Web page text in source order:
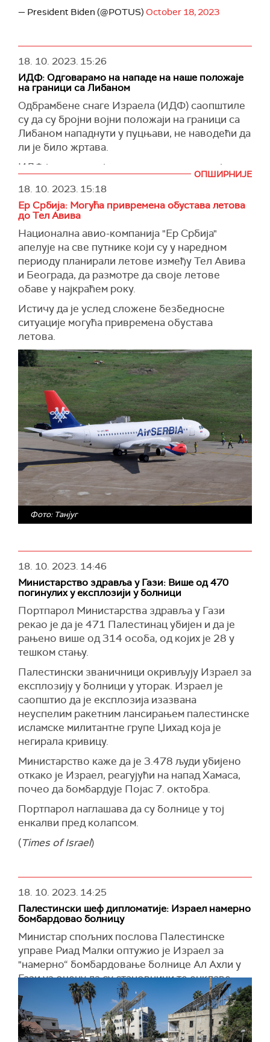
— President Biden (@POTUS) October 18, 2023
18. 10. 2023. 15:26
ИДФ: Одговарамо на нападе на наше положаје
на граници са Либаном
Одбрамбене снаге Израела (ИДФ) саопштиле
су да су бројни војни положаји на граници са
Либаном нападнути у пуцњави, не наводећи да
ли је било жртава.
ИДФ је навео да је одговорио артиљеријским
гранатирањем извора напада у јужном Либану,
објавио јеТајмс ов Израел
Израелски напади су уследили после низа
пуцњава и ракетних напада на израелске
градове и војне положаје на северној граници
последњих дана, а за већину њих одговорност
је преузела терористичка либанска група
Хезболах.
ОПШИРНИЈЕ
18. 10. 2023. 15:18
Ер Србија: Могућа привремена обустава летова
до Тел Авива
Национална авио-компанијa "Ер Србија"
апелује на све путнике који су у наредном
периоду планирали летове између Тел Авива
и Београда, да размотре да своје летове
обаве у најкраћем року.
Истичу да је услед сложене безбедносне
ситуације могућа привремена обустава
летова.
Фото: Танјуг
18. 10. 2023. 14:46
Министарство здравља у Гази: Више од 470
погинулих у експлозији у болници
Портпарол Министарства здравља у Гази
рекао је да је 471 Палестинац убијен и да је
рањено више од 314 особа, од којих је 28 у
тешком стању.
Палестински званичници окривљују Израел за
експлозију у болници у уторак. Израел је
саопштио да је експлозија изазвана
неуспелим ракетним лансирањем палестинске
исламске милитантне групе Џихад која је
негирала кривицу.
Министарство каже да је 3.478 људи убијено
откако је Израел, реагујући на напад Хамаса,
почео да бомбардује Појас 7. октобра.
Портпарол наглашава да су болнице у тој
енкалви пред колапсом.
(Times of Israel)
18. 10. 2023. 14:25
Палестински шеф дипломатије: Израел намерно
бомбардовао болницу
Министар спољних послова Палестинске
управе Риад Малки оптужио је Израел за
"намерно“ бомбардовање болнице Ал Ахли у
Гази уз оцену да су становници те енклаве
изложени геноциду.
Малки, који је говорио у Саудијској Арабији
током састанка Организације исламске